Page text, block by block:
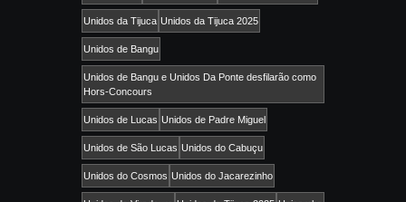
Unidos da Tijuca Unidos da Tijuca 2025
Unidos de Bangu
Unidos de Bangu e Unidos Da Ponte desfilarão como
Hors-Concours
Unidos de Lucas Unidos de Padre Miguel
Unidos de São Lucas Unidos do Cabuçu
Unidos do Cosmos Unidos do Jacarezinho